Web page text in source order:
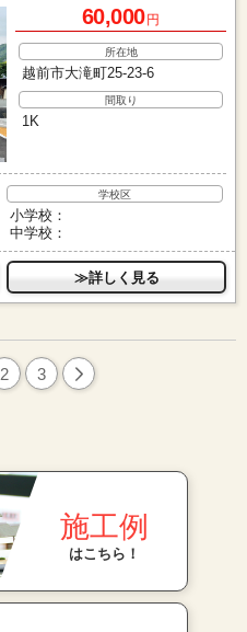
60,000円
所在地
越前市大滝町25-23-6
間取り
1K
学校区
小学校：
中学校：
≫詳しく見る
2 3
施工例
はこちら！